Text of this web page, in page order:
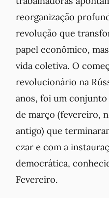
reorganização
revolução que
papel econômico,
vida coletiva. O
revolucionário na
anos, foi um
de março (fevereiro,
antigo) que
czar e com a
democrática,
Fevereiro.